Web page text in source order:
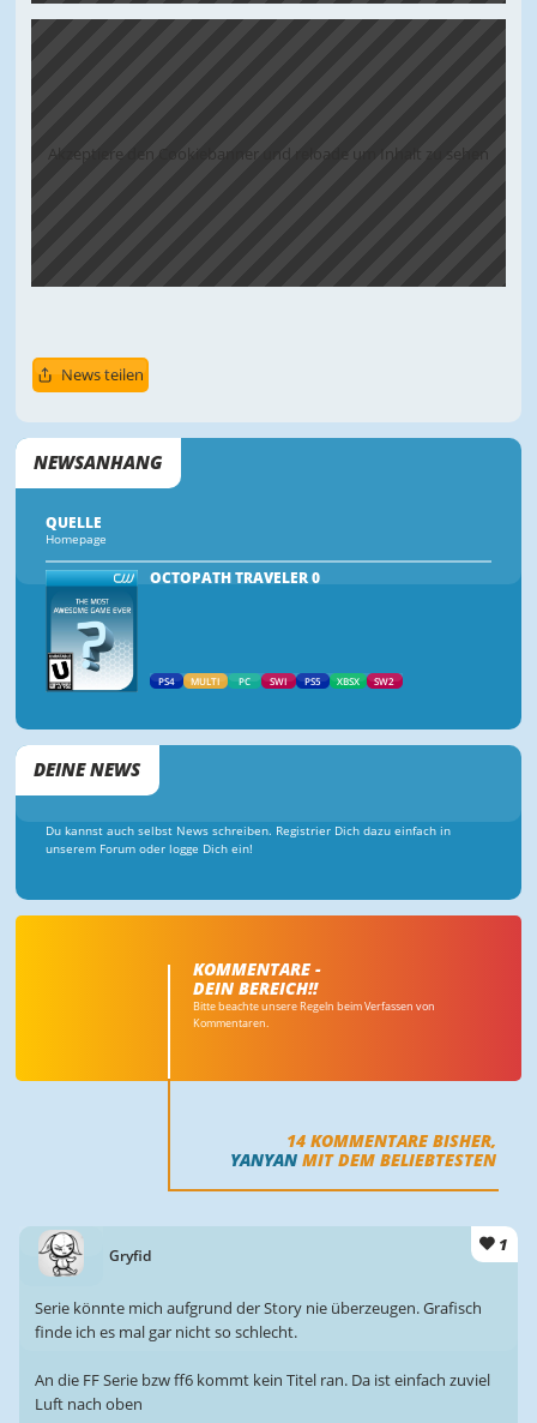
Akzeptiere den Cookiebanner und reloade um Inhalt zu sehen
News teilen
NEWSANHANG
QUELLE
Homepage
OCTOPATH TRAVELER 0
PS4 MULTI PC SWI PS5 XBSX SW2
DEINE NEWS
Du kannst auch selbst News schreiben. Registrier Dich dazu einfach in
unserem Forum oder logge Dich ein!
KOMMENTARE -
DEIN BEREICH!!
Bitte beachte unsere Regeln beim Verfassen von
Kommentaren.
14 KOMMENTARE BISHER,
YANYAN MIT DEM BELIEBTESTEN
Gryfid
1
Serie könnte mich aufgrund der Story nie überzeugen. Grafisch
finde ich es mal gar nicht so schlecht.
An die FF Serie bzw ff6 kommt kein Titel ran. Da ist einfach zuviel
Luft nach oben